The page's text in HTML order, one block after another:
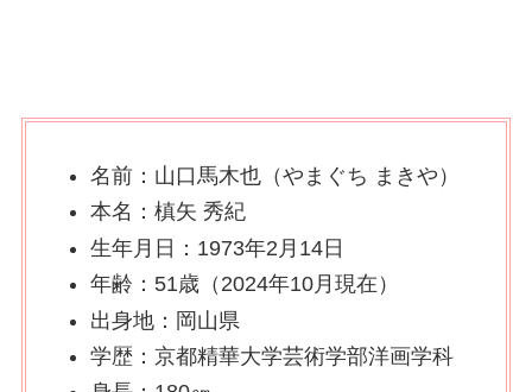
名前：山口馬木也（やまぐち まきや）
本名：槙矢 秀紀
生年月日：1973年2月14日
年齢：51歳（2024年10月現在）
出身地：岡山県
学歴：京都精華大学芸術学部洋画学科